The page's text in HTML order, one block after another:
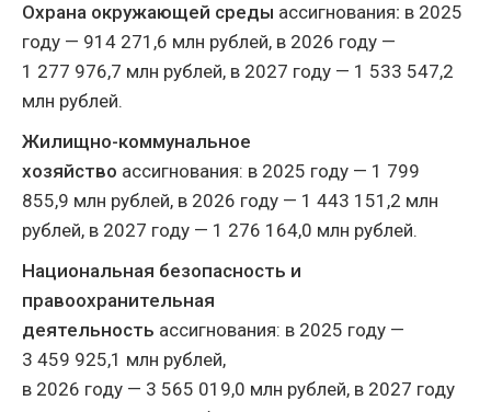
Охрана окружающей среды ассигнования: в 2025
году — 914 271,6 млн рублей, в 2026 году —
1 277 976,7 млн рублей, в 2027 году — 1 533 547,2
млн рублей.
Жилищно-коммунальное
хозяйство ассигнования: в 2025 году — 1 799
855,9 млн рублей, в 2026 году — 1 443 151,2 млн
рублей, в 2027 году — 1 276 164,0 млн рублей.
Национальная безопасность и
правоохранительная
деятельность ассигнования: в 2025 году —
3 459 925,1 млн рублей,
в 2026 году — 3 565 019,0 млн рублей, в 2027 году